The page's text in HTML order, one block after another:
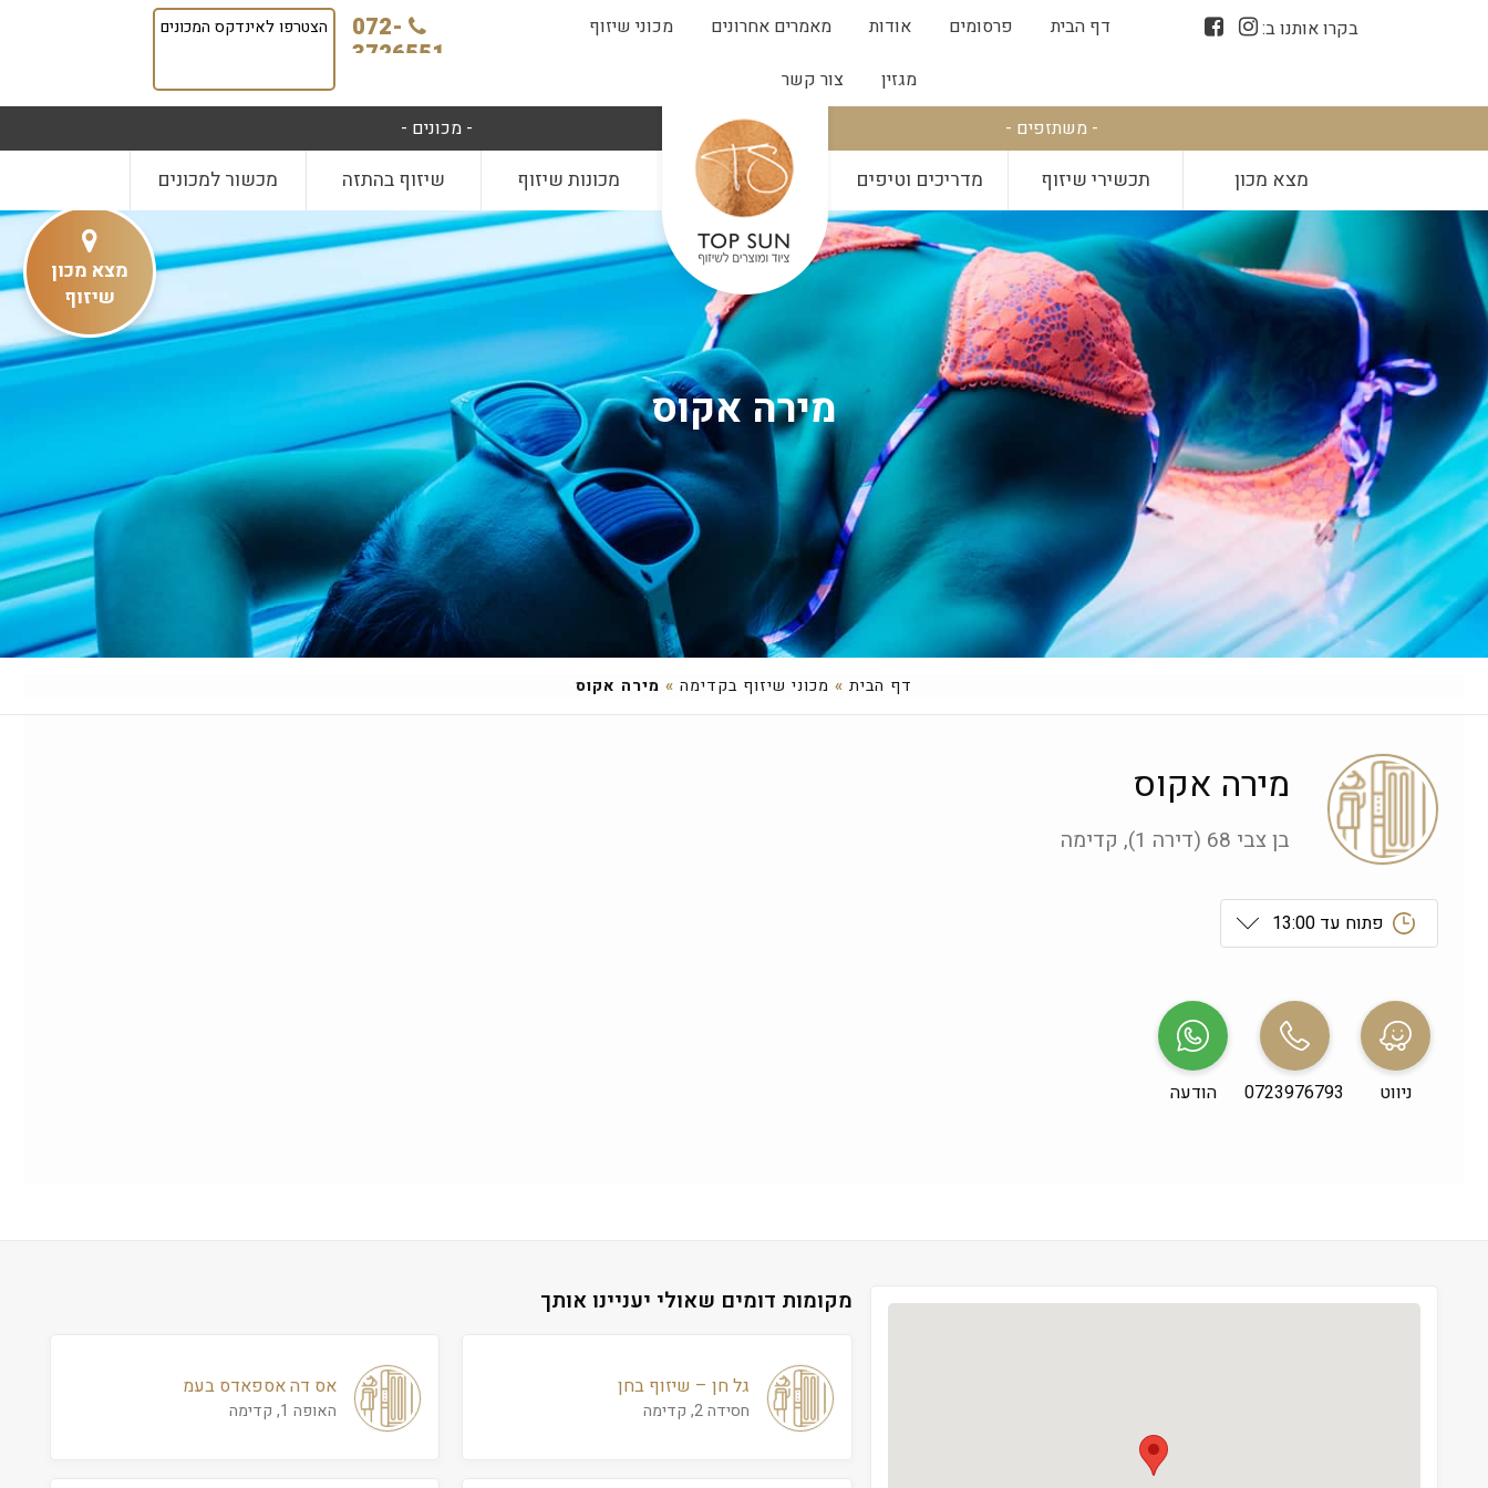
בקרו אותנו ב: דף הבית פרסומים אודות מאמרים אחרונים
מכוני שיזוף
מגזין
צור קשר
072-
3726551
הצטרפו לאינדקס המכונים
- משתזפים - - מכונים -
מצא מכון תכשירי שיזוף מדריכים וטיפים מכונות שיזוף שיזוף בהתזה מכשור למכונים
מירה אקוס
דף הבית » מכוני שיזוף בקדימה » מירה אקוס
מירה אקוס
בן צבי 68 (דירה 1), קדימה
פתוח עד 13:00
שני
09:00-19:00
שלישי
רביעי
ניווט 0723976793 הודעה
מקומות דומים שאולי יעניינו אותך
גל חן – שיזוף בחן
חסידה 2, קדימה
אס דה אספאדס בעמ
האופה 1, קדימה
מצא מכון
שיזוף